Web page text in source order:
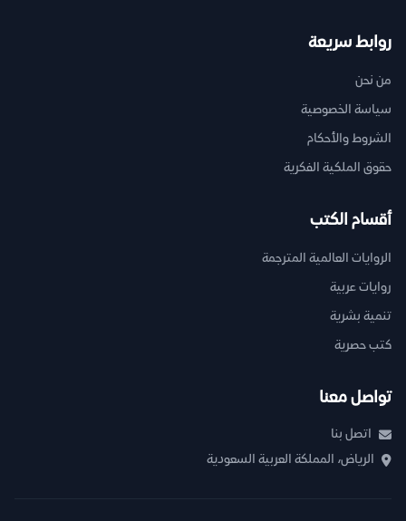
روابط سريعة
من نحن
سياسة الخصوصية
الشروط والأحكام
حقوق الملكية الفكرية
أقسام الكتب
الروايات العالمية المترجمة
روايات عربية
تنمية بشرية
كتب حصرية
تواصل معنا
اتصل بنا
الرياض، المملكة العربية السعودية